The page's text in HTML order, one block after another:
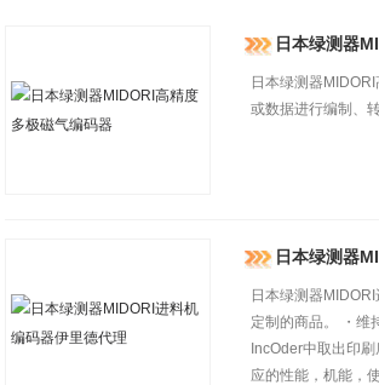
日本绿测器
日本绿测器
或数据进行编制、
日本绿测器
日本绿测器
定制的商品。 ・维
IncOder中取出印
应的性能，机能，